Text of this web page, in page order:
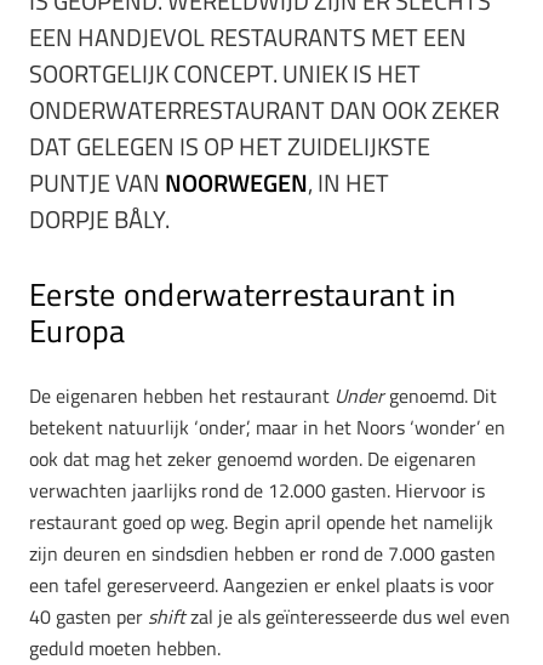
EEN HANDJEVOL RESTAURANTS MET EEN
SOORTGELIJK CONCEPT. UNIEK IS HET
ONDERWATERRESTAURANT DAN OOK ZEKER
DAT GELEGEN IS OP HET ZUIDELIJKSTE
PUNTJE VAN NOORWEGEN, IN HET
DORPJE BÅLY.
Eerste onderwaterrestaurant in
Europa
De eigenaren hebben het restaurant Undergenoemd. Dit
betekent natuurlijk ‘onder’, maar in het Noors ‘wonder’ en
ook dat mag het zeker genoemd worden. De eigenaren
verwachten jaarlijks rond de 12.000 gasten. Hiervoor is
restaurant goed op weg. Begin april opende het namelijk
zijn deuren en sindsdien hebben er rond de 7.000 gasten
een tafel gereserveerd. Aangezien er enkel plaats is voor
40 gasten per shiftzal je als geïnteresseerde dus wel even
geduld moeten hebben.